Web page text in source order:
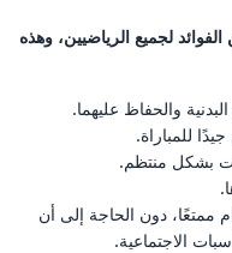
لجميع الرياضيين، وهذه
والحفاظ عليهما.
للمباراة.
بشكل منتظم.
ممتعًا، دون الحاجة إلى أن
الاجتماعية.